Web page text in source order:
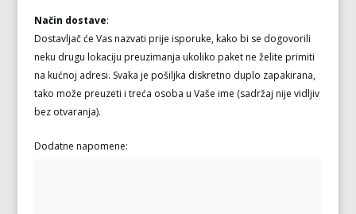
Način dostave:
Dostavljač će Vas nazvati prije isporuke, kako bi se dogovorili
neku drugu lokaciju preuzimanja ukoliko paket ne želite primiti
na kućnoj adresi. Svaka je pošiljka diskretno duplo zapakirana,
tako može preuzeti i treća osoba u Vaše ime (sadržaj nije vidljiv
bez otvaranja).
Dodatne napomene: